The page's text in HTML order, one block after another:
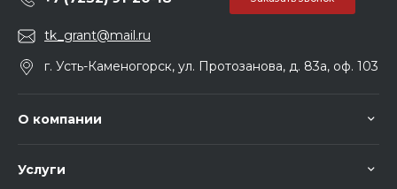
tk_grant@mail.ru
г. Усть-Каменогорск, ул. Протозанова, д. 83а, оф. 103
О компании
Услуги